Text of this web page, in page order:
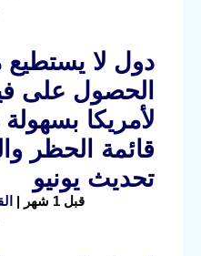
دول لا يستطيع
الحصول على
قائمة الحظر
تحديث يونيو
قبل 1 شهر |